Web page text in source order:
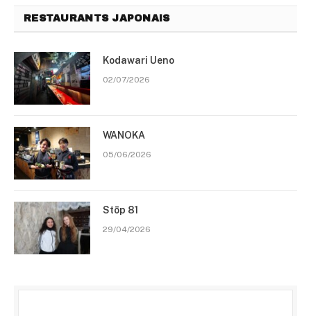
RESTAURANTS JAPONAIS
Kodawari Ueno
02/07/2026
WANOKA
05/06/2026
Stōp 81
29/04/2026